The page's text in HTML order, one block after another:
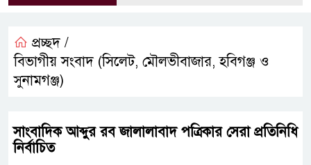
প্রচ্ছদ /
বিভাগীয় সংবাদ (সিলেট, মৌলভীবাজার, হবিগঞ্জ ও
সুনামগঞ্জ)
সাংবাদিক আব্দুর রব জালালাবাদ পত্রিকার সেরা প্রতিনিধি
নির্বাচিত